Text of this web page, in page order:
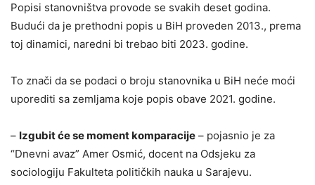
Popisi stanovništva provode se svakih deset godina.
Budući da je prethodni popis u BiH proveden 2013., prema
toj dinamici, naredni bi trebao biti 2023. godine.
To znači da se podaci o broju stanovnika u BiH neće moći
uporediti sa zemljama koje popis obave 2021. godine.
– Izgubit će se moment komparacije – pojasnio je za
“Dnevni avaz” Amer Osmić, docent na Odsjeku za
sociologiju Fakulteta političkih nauka u Sarajevu.